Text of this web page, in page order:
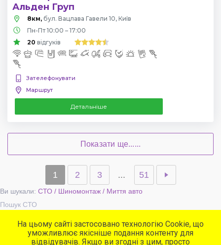
Альден Груп
8км, бул. Вацлава Гавели 10, Київ
Пн-Пт 10:00 – 17:00
20 відгуків
Зателефонувати
Маршрут
Детальніше
Показати ще......
1 2 3 ... 51
Ви шукали: СТО / Шиномонтаж / Миття авто
Пошук СТО
Популярні сервіси
СТО
На цьому сайті застосовано технологію Cookie, що
уможливлює якісніше подання контенту для
відвідувачів. Якщо ви згодні з цим, просто